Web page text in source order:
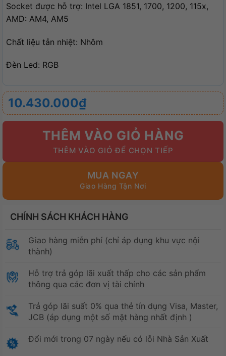
Socket được hỗ trợ: Intel LGA 1851, 1700, 1200, 115x,
AMD: AM4, AM5
Chất liệu tản nhiệt: Nhôm
Đèn Led: RGB
10.430.000₫
THÊM VÀO GIỎ HÀNG
MUA NGAY
CHÍNH SÁCH KHÁCH HÀNG
Giao hàng miễn phí (chỉ áp dụng khu vực nội
thành)
Hỗ trợ trả góp lãi xuất thấp cho các sản phẩm
thông qua các đơn vị tài chính
Trả góp lãi suất 0% qua thẻ tín dụng Visa, Master,
JCB (áp dụng một số mặt hàng nhất định )
Đổi mới trong 07 ngày nếu có lỗi Nhà Sản Xuất